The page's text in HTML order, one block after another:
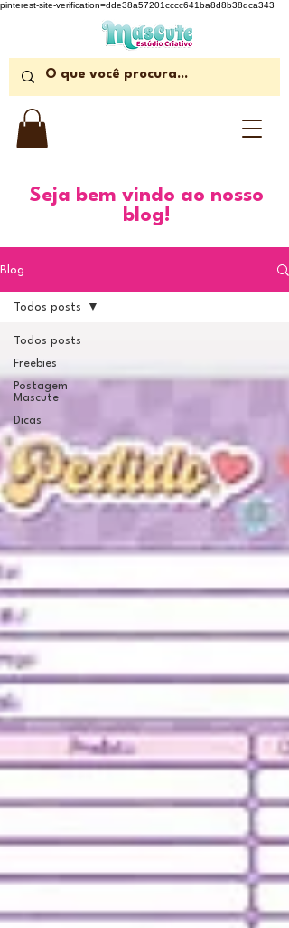
pinterest-site-verification=dde38a57201cccc641ba8d8b38dca343
Seja bem vindo ao nosso
blog!
Blog
Todos posts
Freebies
Postagem
Mascute
Dicas
Todos posts